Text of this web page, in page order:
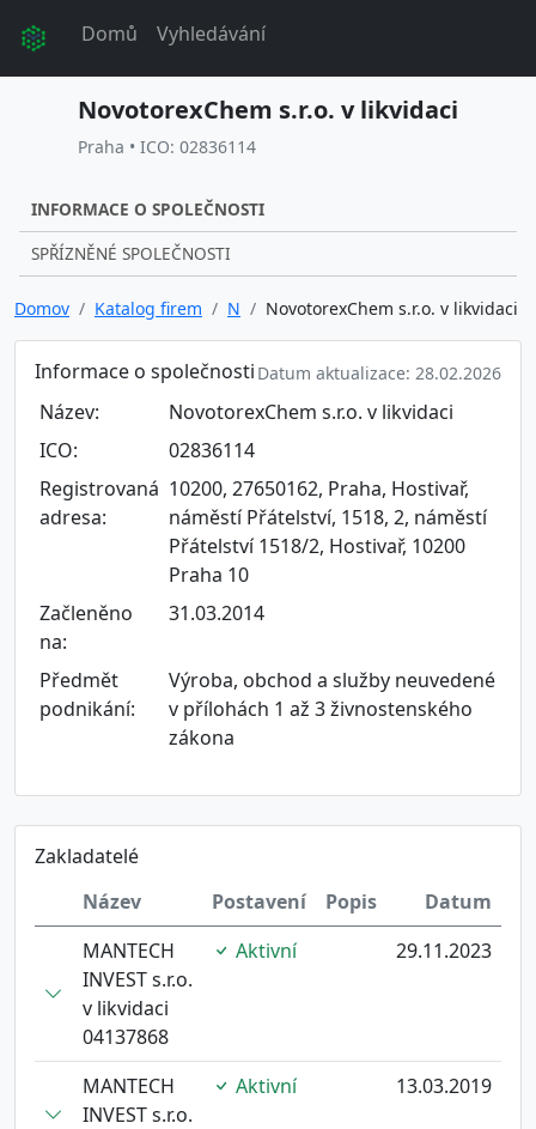
Domů Vyhledávání
NovotorexChem s.r.o. v likvidaci
Praha • ICO: 02836114
INFORMACE O SPOLEČNOSTI
SPŘÍZNĚNÉ SPOLEČNOSTI
Domov Katalog firem N NovotorexChem s.r.o. v likvidaci
Informace o společnosti Datum aktualizace: 28.02.2026
Název:
NovotorexChem s.r.o. v likvidaci
ICO:
02836114
Registrovaná
adresa:
10200, 27650162, Praha, Hostivař,
náměstí Přátelství, 1518, 2, náměstí
Přátelství 1518/2, Hostivař, 10200
Praha 10
Začleněno
na:
31.03.2014
Předmět
podnikání:
Výroba, obchod a služby neuvedené
v přílohách 1 až 3 živnostenského
zákona
Zakladatelé
Název
Postavení Popis
Datum
MANTECH
INVEST s.r.o.
v likvidaci
04137868
Aktivní 29.11.2023
MANTECH
INVEST s.r.o.
Aktivní 13.03.2019